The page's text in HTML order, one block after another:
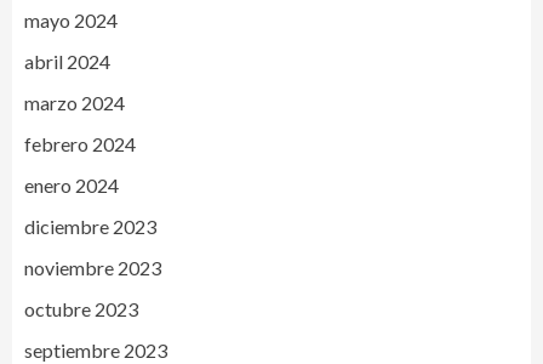
mayo 2024
abril 2024
marzo 2024
febrero 2024
enero 2024
diciembre 2023
noviembre 2023
octubre 2023
septiembre 2023